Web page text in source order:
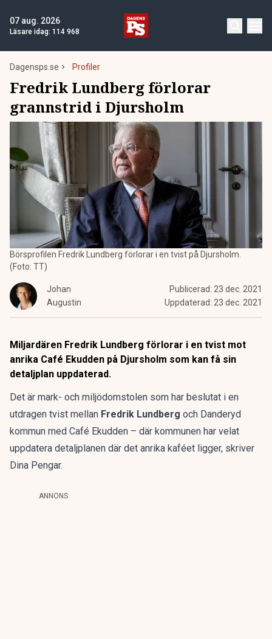
07 aug. 2026
Läsare idag: 114 968
Dagensps.se Profiler
Fredrik Lundberg förlorar
grannstrid i Djursholm
Börsprofilen Fredrik Lundberg förlorar i en tvist på Djursholm.
(Foto: TT)
Johan
Augustin
Publicerad: 23 dec. 2021
Uppdaterad: 23 dec. 2021
Miljardären Fredrik Lundberg förlorar i en tvist mot
anrika Café Ekudden på Djursholm som kan få sin
detaljplan uppdaterad.
Det är mark- och miljödomstolen som har beslutat i en
utdragen tvist mellan Fredrik Lundberg och Danderyd
kommun med Café Ekudden – där kommunen har velat
uppdatera detaljplanen där det anrika kaféet ligger, skriver
Dina Pengar.
ANNONS